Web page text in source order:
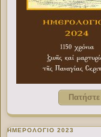
ΗΜΕΡΟΛΟΓΙΟ 2023